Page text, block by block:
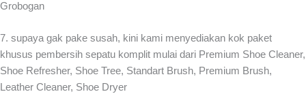
7. supaya gak pake susah, kini kami menyediakan kok paket
khusus pembersih sepatu komplit mulai dari Premium Shoe Cleaner,
Shoe Refresher, Shoe Tree, Standart Brush, Premium Brush,
Leather Cleaner, Shoe Dryer